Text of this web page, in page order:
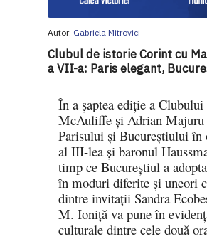
Autor: Gabriela Mitrovici
Clubul de istorie Corint cu
a VII-a: Paris elegant,
În a șaptea ediție a
McAuliffe și Adrian Majuru
Parisului și Bucureștiului în
al III-lea și baronul
timp ce Bucureștiul a
în moduri diferite și uneori
dintre invitații Sandra
M. Ioniță va pune în
culturale dintre cele două